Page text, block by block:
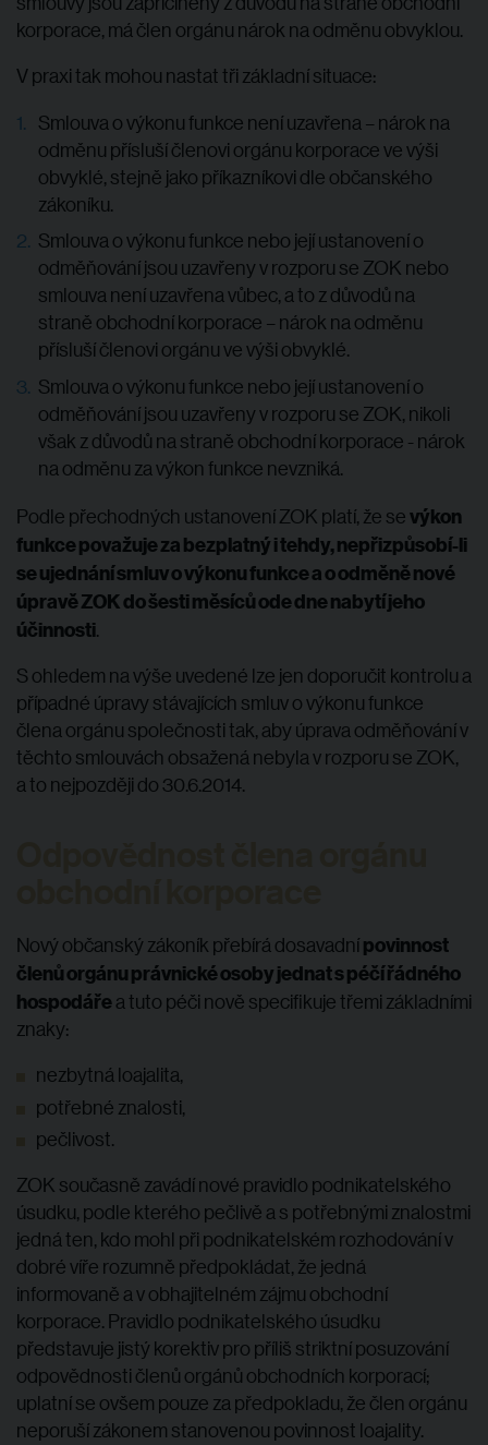
korporace, má člen orgánu nárok na odměnu obvyklou.
V praxi tak mohou nastat tři základní situace:
Smlouva o výkonu funkce není uzavřena – nárok na
odměnu přísluší členovi orgánu korporace ve výši
obvyklé, stejně jako příkazníkovi dle občanského
zákoníku.
Smlouva o výkonu funkce nebo její ustanovení o
odměňování jsou uzavřeny v rozporu se ZOK nebo
smlouva není uzavřena vůbec, a to z důvodů na
straně obchodní korporace – nárok na odměnu
přísluší členovi orgánu ve výši obvyklé.
Smlouva o výkonu funkce nebo její ustanovení o
odměňování jsou uzavřeny v rozporu se ZOK, nikoli
však z důvodů na straně obchodní korporace - nárok
na odměnu za výkon funkce nevzniká.
Podle přechodných ustanovení ZOK platí, že sevýkon
funkce považuje za bezplatný i tehdy, nepřizpůsobí-li
se ujednání smluv o výkonu funkce a o odměně nové
úpravě ZOK do šesti měsíců ode dne nabytí jeho
účinnosti.
S ohledem na výše uvedené lze jen doporučit kontrolu a
případné úpravy stávajících smluv o výkonu funkce
člena orgánu společnosti tak, aby úprava odměňování v
těchto smlouvách obsažená nebyla v rozporu se ZOK,
a to nejpozději do 30.6.2014.
Nový občanský zákoník přebírá dosavadnípovinnost
členů orgánu právnické osoby jednat s péčí řádného
hospodářea tuto péči nově specifikuje třemi základními
znaky:
nezbytná loajalita,
potřebné znalosti,
pečlivost.
ZOK současně zavádí nové pravidlo podnikatelského
úsudku, podle kterého pečlivě a s potřebnými znalostmi
jedná ten, kdo mohl při podnikatelském rozhodování v
dobré víře rozumně předpokládat, že jedná
informovaně a v obhajitelném zájmu obchodní
korporace. Pravidlo podnikatelského úsudku
představuje jistý korektiv pro příliš striktní posuzování
odpovědnosti členů orgánů obchodních korporací;
uplatní se ovšem pouze za předpokladu, že člen orgánu
neporuší zákonem stanovenou povinnost loajality.